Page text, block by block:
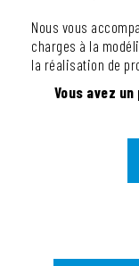
Nous vous
charges à la
la réalisation de
Vous avez